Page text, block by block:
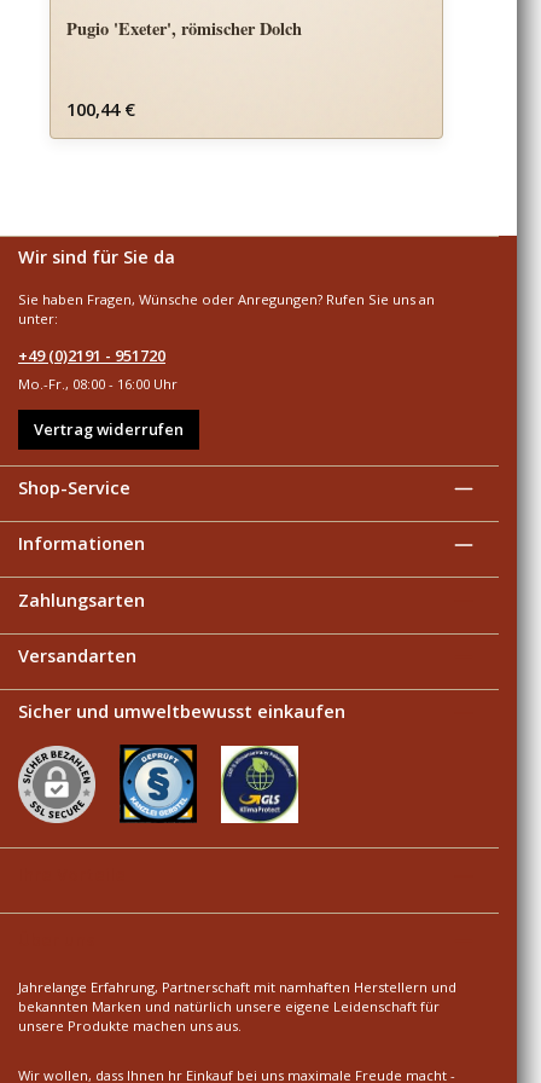
Pugio 'Exeter', römischer Dolch
Regulärer Preis:
100,44 €
Wir sind für Sie da
Sie haben Fragen, Wünsche oder Anregungen? Rufen Sie uns an
unter:
+49 (0)2191 - 951720
Mo.-Fr., 08:00 - 16:00 Uhr
Vertrag widerrufen
Shop-Service
Informationen
Zahlungsarten
Versandarten
Sicher und umweltbewusst einkaufen
Jahrelange Erfahrung, Partnerschaft mit namhaften Herstellern und
bekannten Marken und natürlich unsere eigene Leidenschaft für
unsere Produkte machen uns aus.
Wir wollen, dass Ihnen hr Einkauf bei uns maximale Freude macht -